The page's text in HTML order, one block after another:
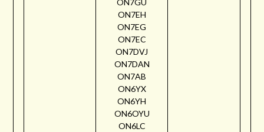
ON7GU
ON7EH
ON7EG
ON7EC
ON7DVJ
ON7DAN
ON7AB
ON6YX
ON6YH
ON6OYU
ON6LC